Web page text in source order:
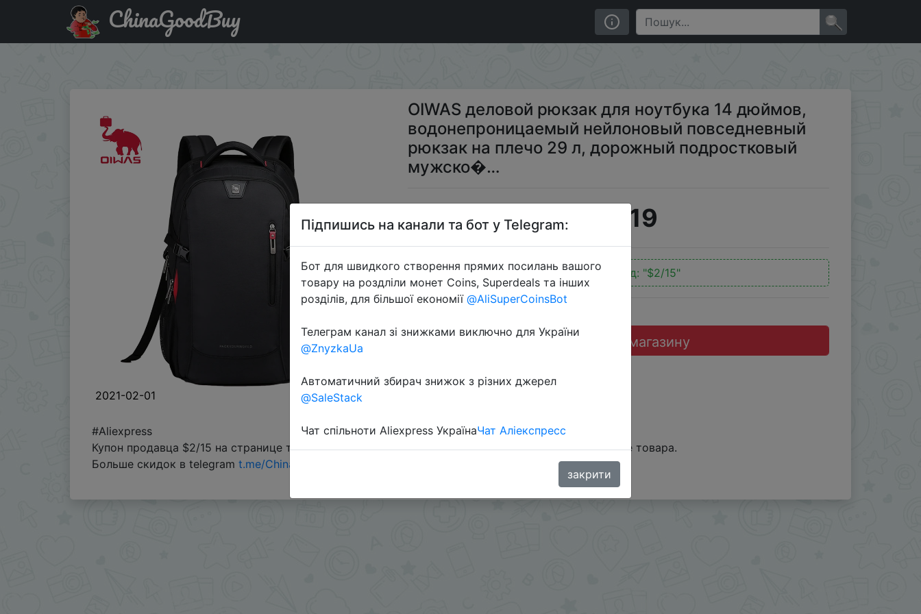
Код на знижку $2/15 OIWAS деловой рюкзак для ноутбука 14 дюймов, водонепроницаемый нейлоновый повседневный рюкзак на плечо 29 л, дорожный подростковый
ChinaGoodBuy
2021-02-01
OIWAS деловой рюкзак для ноутбука 14 дюймов,
водонепроницаемый нейлоновый повседневный
рюкзак на плечо 29 л, дорожный подростковый
мужско�…
$13.19
Промокод: "$2/15"
Перейти до магазину
#Aliexpress
Купон продавца $2/15 на странице товара + спец. купон $2/15 меняем на 20 монеток на странице товара.
Больше скидок в telegram t.me/ChinaGoodBuy
Підпишись на канали та бот у Telegram:
Бот для швидкого створення прямих посилань вашого
товару на роздліли монет Coins, Superdeals та інших
розділів, для більшої економії @AliSuperCoinsBot
Телеграм канал зі знижками виключно для України
@ZnyzkaUa
Автоматичний збирач знижок з різних джерел
@SaleStack
Чат спільноти Aliexpress УкраїнаЧат Аліекспресс
закрити